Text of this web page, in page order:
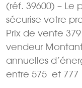
(réf. 39600) – Le
sécurise votre
Prix de vente
vendeur
annuelles
entre 575  et 777